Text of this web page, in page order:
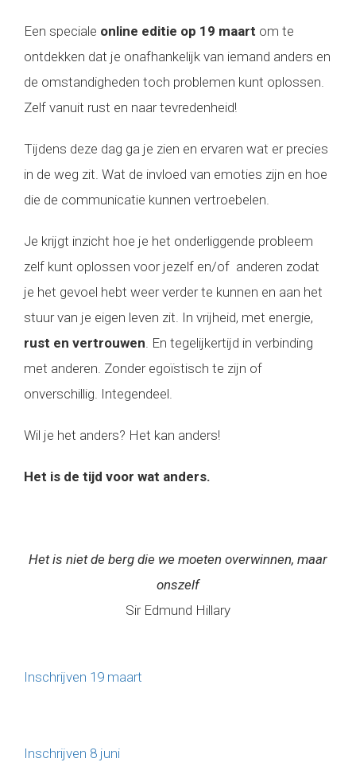
Een speciale online editie op 19 maart om te
ontdekken dat je onafhankelijk van iemand anders en
de omstandigheden toch problemen kunt oplossen.
Zelf vanuit rust en naar tevredenheid!
Tijdens deze dag ga je zien en ervaren wat er precies
in de weg zit. Wat de invloed van emoties zijn en hoe
die de communicatie kunnen vertroebelen.
Je krijgt inzicht hoe je het onderliggende probleem
zelf kunt oplossen voor jezelf en/of anderen zodat
je het gevoel hebt weer verder te kunnen en aan het
stuur van je eigen leven zit. In vrijheid, met energie,
rust en vertrouwen. En tegelijkertijd in verbinding
met anderen. Zonder egoïstisch te zijn of
onverschillig. Integendeel.
Wil je het anders? Het kan anders!
Het is de tijd voor wat anders.
Het is niet de berg die we moeten overwinnen, maar
onszelf
Sir Edmund Hillary
Inschrijven 19 maart
Inschrijven 8 juni